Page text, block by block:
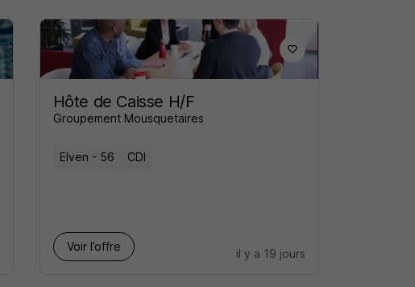
Hôte de Caisse H/F
Groupement Mousquetaires
Elven - 56 CDI
Voir l’offre
il y a 19 jours